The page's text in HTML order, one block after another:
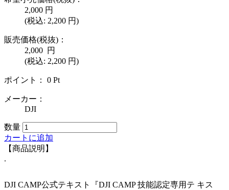
2,000 円
(税込: 2,200 円)
販売価格(税抜)：
2,000 円
(税込: 2,200 円)
ポイント： 0 Pt
メーカー：
DJI
数量
カートに追加
【商品説明】
.
DJI CAMP公式テキスト『DJI CAMP 技能認定専用テ キス